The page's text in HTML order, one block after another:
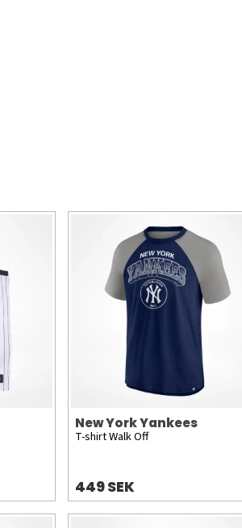
New York Yankees
T-shirt Walk Off
449 SEK